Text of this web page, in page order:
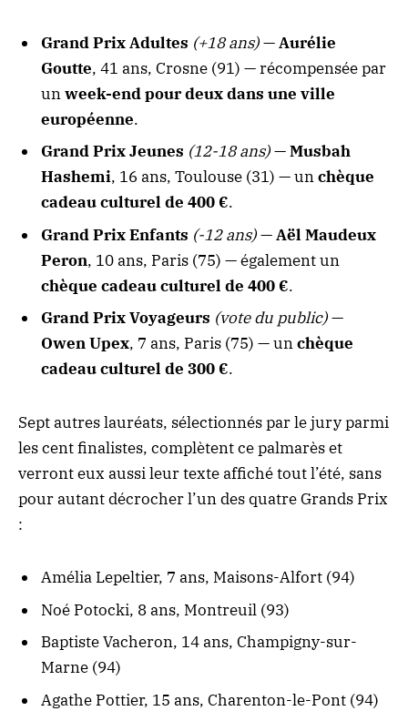
Grand Prix Adultes (+18 ans)—Aurélie
Goutte, 41 ans, Crosne (91) — récompensée par
unweek-end pour deux dans une ville
européenne.
Grand Prix Jeunes (12-18 ans)—Musbah
Hashemi, 16 ans, Toulouse (31) — unchèque
cadeau culturel de 400 €.
Grand Prix Enfants (-12 ans)—Aël Maudeux
Peron, 10 ans, Paris (75) — également un
chèque cadeau culturel de 400 €.
Grand Prix Voyageurs (vote du public)—
Owen Upex, 7 ans, Paris (75) — unchèque
cadeau culturel de 300 €.
Sept autres lauréats, sélectionnés par le jury parmi
les cent finalistes, complètent ce palmarès et
verront eux aussi leur texte affiché tout l’été, sans
pour autant décrocher l’un des quatre Grands Prix
:
Amélia Lepeltier, 7 ans, Maisons-Alfort (94)
Noé Potocki, 8 ans, Montreuil (93)
Baptiste Vacheron, 14 ans, Champigny-sur-
Marne (94)
Agathe Pottier, 15 ans, Charenton-le-Pont (94)